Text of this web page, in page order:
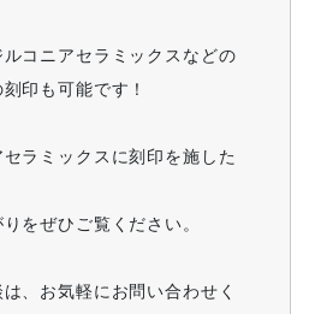
コニアセラミックスなどの
印も可能です！
ラミックスに刻印を施した
をぜひご覧ください。
、お気軽にお問い合わせく